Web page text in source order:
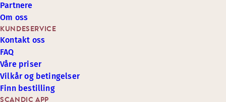
SCANDIC APP
KUNDESERVICE
Kontakt oss
FAQ
Våre priser
Vilkår og betingelser
Finn bestilling
Partnere
Om oss